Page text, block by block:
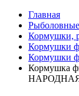
Главная
Кормушки,
Кормушки
Кормушки
Кормушка
НАРОДНАЯ